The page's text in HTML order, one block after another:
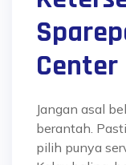
Center
Jangan asal
berantah.
pilih punya